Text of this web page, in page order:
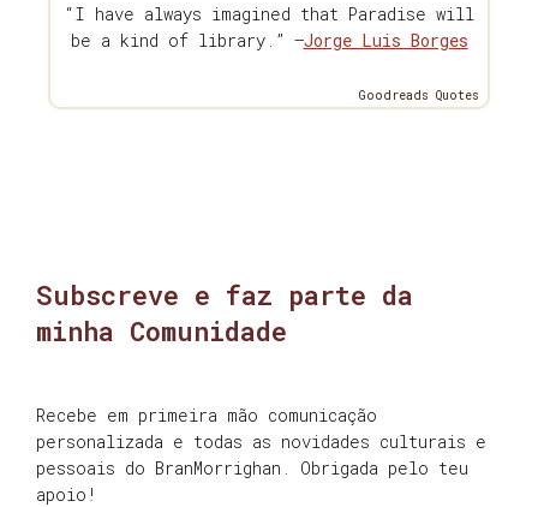
“I have always imagined that Paradise will
be a kind of library.” —Jorge Luis Borges
Goodreads Quotes
Subscreve e faz parte da
minha Comunidade
Recebe em primeira mão comunicação
personalizada e todas as novidades culturais e
pessoais do BranMorrighan. Obrigada pelo teu
apoio!